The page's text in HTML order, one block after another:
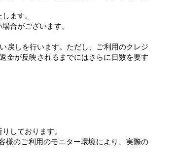
ます。
合がございます。
戻しを行います。ただし、ご利用のクレジ
金が反映されるまでにはさらに日数を要す
しております。
様のご利用のモニター環境により、実際の